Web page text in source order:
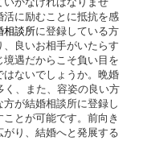
に励むことに抵抗を感
相談所に登録している方
良いお相手がいたらす
遇だからこそ負い目を
ないでしょうか。晩婚
く、また、容姿の良い方
が結婚相談所に登録し
とが可能です。前向き
り、結婚へと発展する